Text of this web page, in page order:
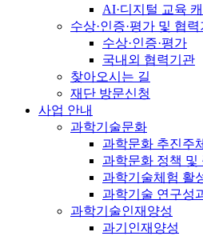
AI·디지털 교육
수상·인증·평가 및 협
수상·인증·평가
국내외 협력기관
찾아오시는 길
재단 방문신청
사업 안내
과학기술문화
과학문화 추진주
과학문화 정책 및
과학기술체험 활
과학기술 연구성
과학기술인재양성
과기인재양성